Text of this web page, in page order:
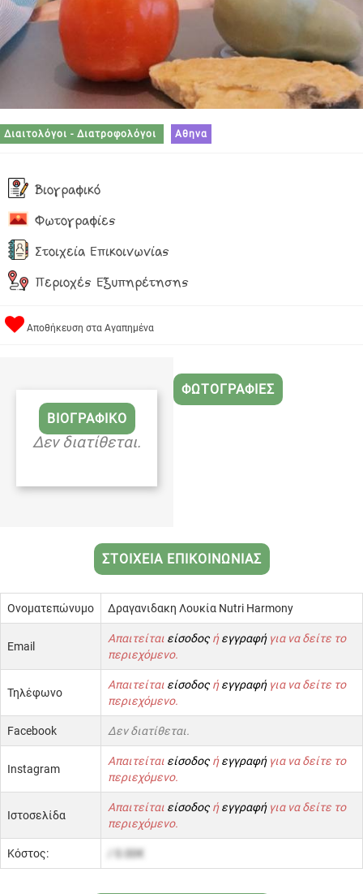
Διαιτολόγοι - Διατροφολόγοι Αθηνα
Βιογραφικό
Φωτογραφίες
Στοιχεία Επικοινωνίας
Περιοχές Εξυπηρέτησης
Αποθήκευση στα Αγαπημένα
ΒΙΟΓΡΑΦΙΚΟ
Δεν διατίθεται.
ΦΩΤΟΓΡΑΦΙΕΣ
ΣΤΟΙΧΕΙΑ ΕΠΙΚΟΙΝΩΝΙΑΣ
Ονοματεπώνυμο Δραγανιδακη Λουκία Nutri Harmony
Email
Απαιτείται είσοδος ήεγγραφή για να δείτε το
περιεχόμενο.
Τηλέφωνο
Απαιτείται είσοδος ήεγγραφή για να δείτε το
περιεχόμενο.
Facebook Δεν διατίθεται.
Instagram
Απαιτείται είσοδος ήεγγραφή για να δείτε το
περιεχόμενο.
Ιστοσελίδα
Απαιτείται είσοδος ήεγγραφή για να δείτε το
περιεχόμενο.
Κόστος: / 0.00€